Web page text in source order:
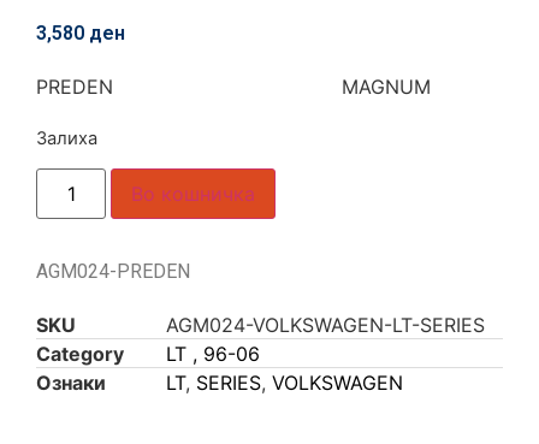
3,580 ден
PREDEN MAGNUM
Залиха
Во кошничка
AGM024-PREDEN
SKU
AGM024-VOLKSWAGEN-LT-SERIES
Category
LT , 96-06
Ознаки
LT, SERIES, VOLKSWAGEN